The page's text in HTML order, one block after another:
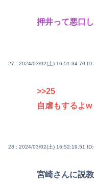
押井って悪口
27 : 2024/03/02(土) 16:51:34.70
>>25
自虐もするよw
28 : 2024/03/02(土) 16:52:19.51
宮崎さんに説